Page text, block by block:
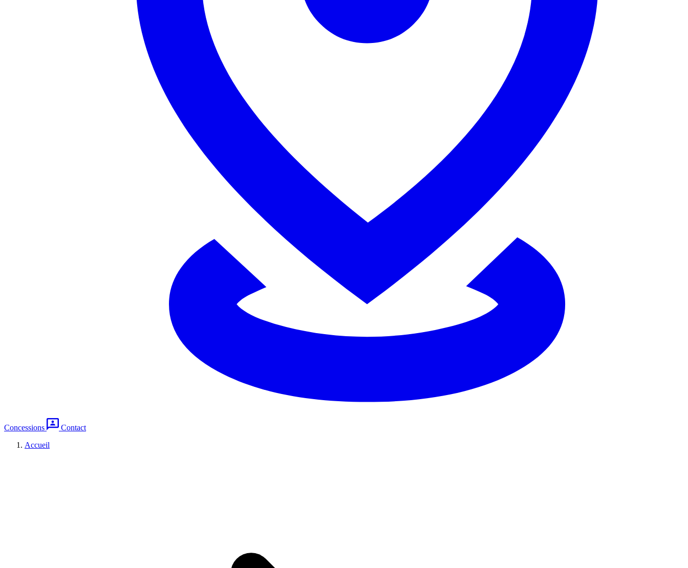
Concessions
Contact
Accueil